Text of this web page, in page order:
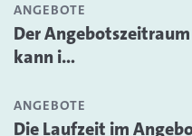
ANGEBOTE
Der
kann i...
ANGEBOTE
Die Laufzeit im